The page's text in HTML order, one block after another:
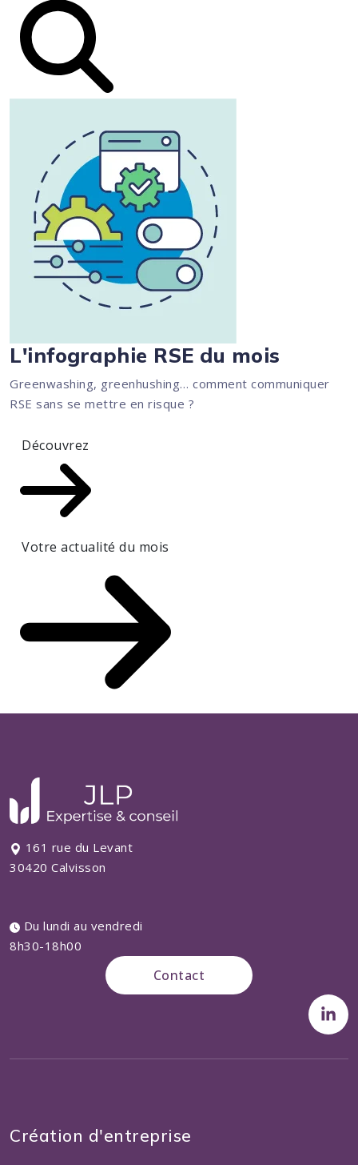
L'infographie RSE du mois
Greenwashing, greenhushing… comment communiquer
RSE sans se mettre en risque ?
Découvrez
Votre actualité du mois
161 rue du Levant
30420 Calvisson
Du lundi au vendredi
8h30-18h00
Contact
Création d'entreprise